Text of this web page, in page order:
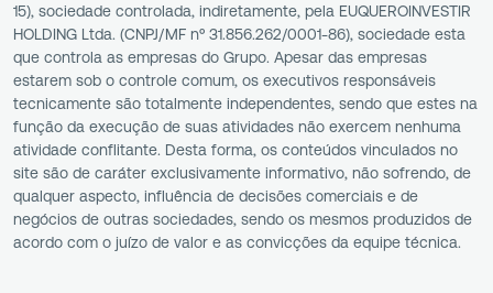
15), sociedade controlada, indiretamente, pela EUQUEROINVESTIR
HOLDING Ltda. (CNPJ/MF nº 31.856.262/0001-86), sociedade esta
que controla as empresas do Grupo. Apesar das empresas
estarem sob o controle comum, os executivos responsáveis
tecnicamente são totalmente independentes, sendo que estes na
função da execução de suas atividades não exercem nenhuma
atividade conflitante. Desta forma, os conteúdos vinculados no
site são de caráter exclusivamente informativo, não sofrendo, de
qualquer aspecto, influência de decisões comerciais e de
negócios de outras sociedades, sendo os mesmos produzidos de
acordo com o juízo de valor e as convicções da equipe técnica.